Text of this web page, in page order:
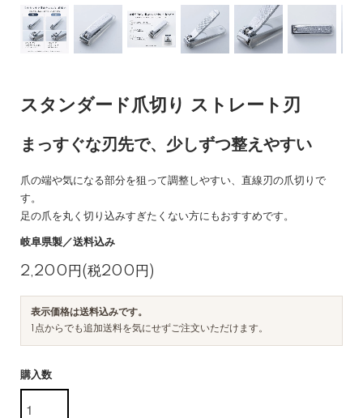
スタンダード爪切り ストレート刃
まっすぐな刃先で、少しずつ整えやすい
爪の端や気になる部分を狙って調整しやすい、直線刃の爪切りで
す。
足の爪を丸く切り込みすぎたくない方にもおすすめです。
岐阜県製／送料込み
2,200円(税200円)
表示価格は送料込みです。
1点からでも追加送料を気にせずご注文いただけます。
購入数